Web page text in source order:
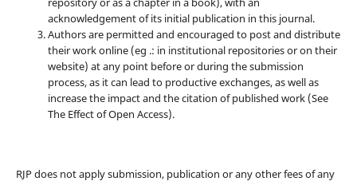
acknowledgement of its initial publication in this journal.
Authors are permitted and encouraged to post and distribute
their work online (eg .: in institutional repositories or on their
website) at any point before or during the submission
process, as it can lead to productive exchanges, as well as
increase the impact and the citation of published work (See
The Effect of Open Access).
RJP does not apply submission, publication or any other fees of any